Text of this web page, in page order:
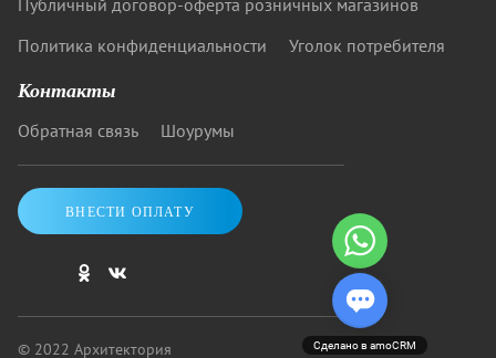
Публичный договор-оферта розничных магазинов
Политика конфиденциальности
Уголок потребителя
Контакты
Обратная связь Шоурумы
ВНЕСТИ ОПЛАТУ
© 2022 Архитектория Сделано в amoCRM